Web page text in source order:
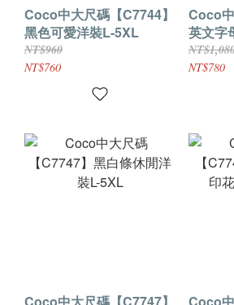
Coco中大尺碼【C7744】
黑色可愛洋裝L-5XL
NT$960
NT$760
Coco
英文字
L-5XL
NT$780